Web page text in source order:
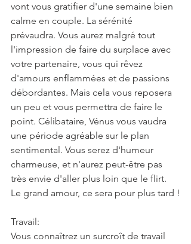
vont vous gratifier d'une semaine bien
calme en couple. La sérénité
prévaudra. Vous aurez malgré tout
l'impression de faire du surplace avec
votre partenaire, vous qui rêvez
d'amours enflammées et de passions
débordantes. Mais cela vous reposera
un peu et vous permettra de faire le
point. Célibataire, Vénus vous vaudra
une période agréable sur le plan
sentimental. Vous serez d'humeur
charmeuse, et n'aurez peut-être pas
très envie d'aller plus loin que le flirt.
Le grand amour, ce sera pour plus tard !
Travail:
Vous connaîtrez un surcroît de travail